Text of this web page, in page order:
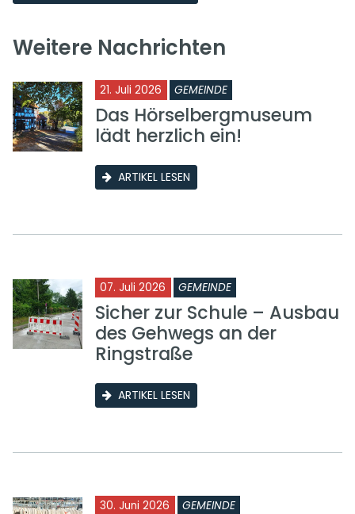
Weitere Nachrichten
21. Juli 2026 GEMEINDE
Das Hörselbergmuseum
lädt herzlich ein!
ARTIKEL LESEN
07. Juli 2026 GEMEINDE
Sicher zur Schule – Ausbau
des Gehwegs an der
Ringstraße
ARTIKEL LESEN
30. Juni 2026 GEMEINDE